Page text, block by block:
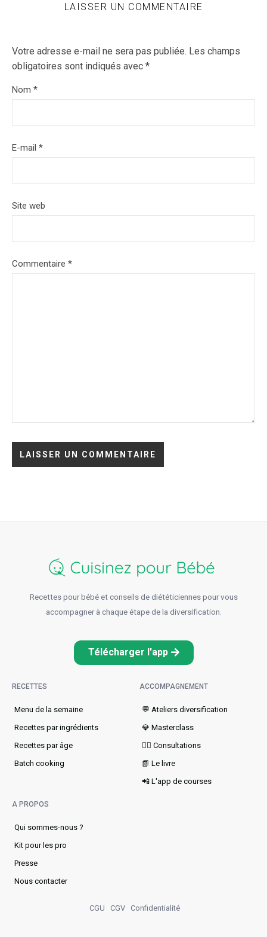
LAISSER UN COMMENTAIRE
Votre adresse e-mail ne sera pas publiée. Les champs
obligatoires sont indiqués avec *
Nom *
E-mail *
Site web
Commentaire *
Recettes pour bébé et conseils de diététiciennes pour vous
accompagner à chaque étape de la diversification.
Télécharger l'app
RECETTES
Menu de la semaine​
Recettes par ingrédients
Recettes par âge
Batch cooking
ACCOMPAGNEMENT
💬 Ateliers diversification
💎 Masterclass
👩‍⚕️ Consultations
📗 Le livre
📲 L'app de courses
A PROPOS
Qui sommes-nous ?
Kit pour les pro
Presse
Nous contacter
CGU CGV Confidentialité